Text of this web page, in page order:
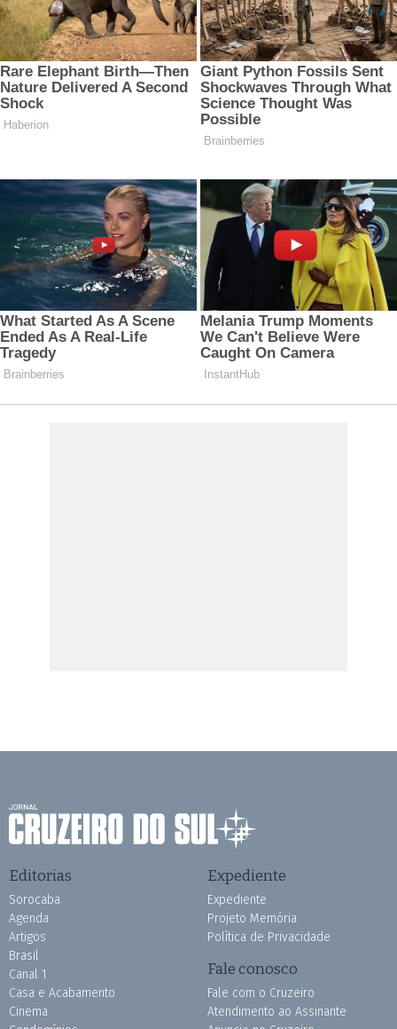
Editorias
Sorocaba
Agenda
Artigos
Brasil
Canal 1
Casa e Acabamento
Cinema
Expediente
Expediente
Projeto Memória
Política de Privacidade
Fale conosco
Fale com o Cruzeiro
Atendimento ao Assinante